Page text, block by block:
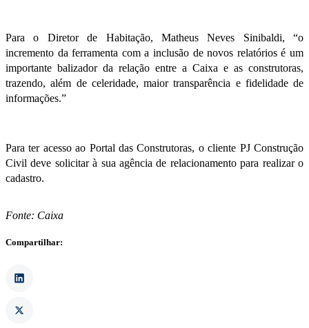
Para o Diretor de Habitação, Matheus Neves Sinibaldi, “o
incremento da ferramenta com a inclusão de novos relatórios é um
importante balizador da relação entre a Caixa e as construtoras,
trazendo, além de celeridade, maior transparência e fidelidade de
informações.”
Para ter acesso ao Portal das Construtoras, o cliente PJ Construção
Civil deve solicitar à sua agência de relacionamento para realizar o
cadastro.
Fonte: Caixa
Compartilhar: